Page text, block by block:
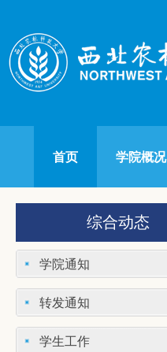
首页 学院概况
综合动态
学院通知
转发通知
学生工作